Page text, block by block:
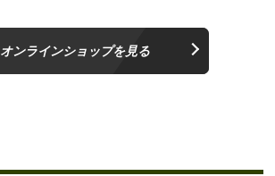
オンラインショップを見る